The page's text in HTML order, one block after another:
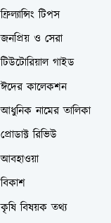
ফ্রিল্যান্সিং টিপস
জনপ্রিয় ও সেরা
টিউটোরিয়াল গাইড
ঈদের কালেকশন
আধুনিক নামের তালিকা
প্রোডাক্ট রিভিউ
আবহাওয়া
বিকাশ
কৃষি বিষয়ক তথ্য